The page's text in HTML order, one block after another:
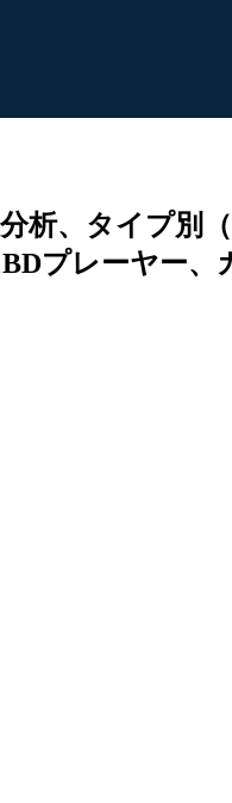
、タイプ別
プレーヤー、